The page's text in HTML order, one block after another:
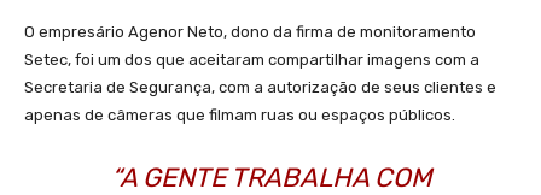
O empresário Agenor Neto, dono da firma de monitoramento
Setec, foi um dos que aceitaram compartilhar imagens com a
Secretaria de Segurança, com a autorização de seus clientes e
apenas de câmeras que filmam ruas ou espaços públicos.
“A GENTE TRABALHA COM